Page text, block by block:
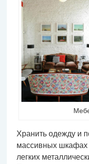
Хранить одежду и
массивных шкафах
легких